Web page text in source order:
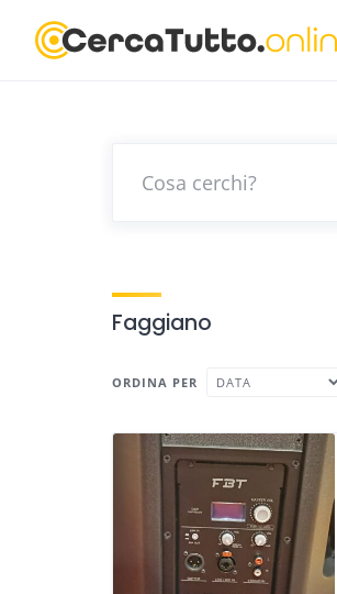
content
Faggiano
ORDINA PER